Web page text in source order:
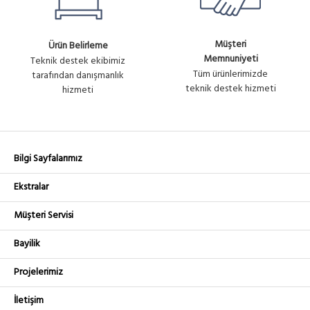
Mikrotik RBLHGG-60ad ,LHG 60
G , 60 Ghz GBIT Mbit CPE & LINK
L3
No :
6,952.34₺
Ürün Belirleme
Teknik destek ekibimiz
tarafından danışmanlık
hizmeti
Müşteri
Memnuniyeti
Tüm ürünlerimizde
teknik destek hizmeti
Bilgi Sayfalarımız
Ekstralar
Müşteri Servisi
Bayilik
Projelerimiz
İletişim